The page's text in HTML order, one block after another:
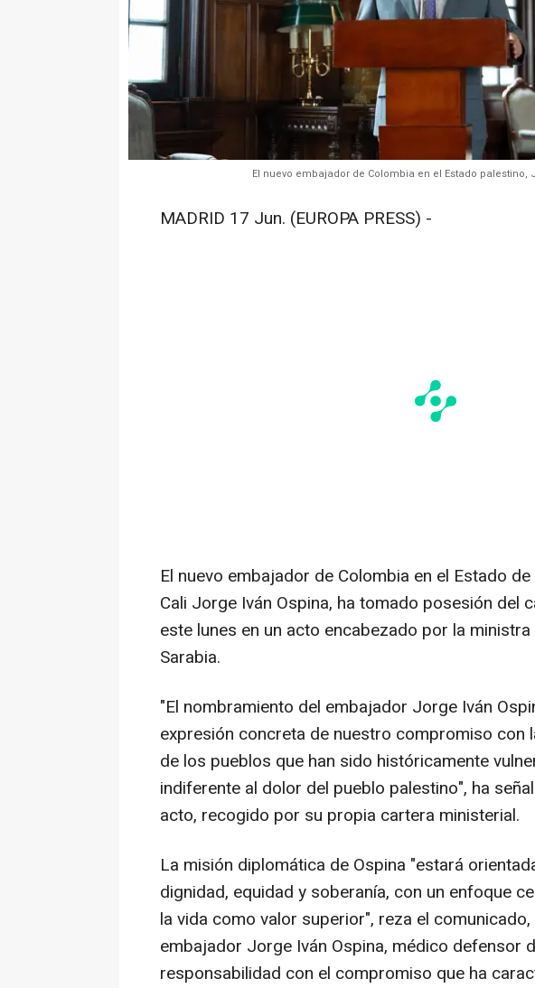
El nuevo embajador de Colombia en el Estado
MADRID 17 Jun. (EUROPA PRESS) -
El nuevo embajador de Colombia en el Estado
Cali Jorge Iván Ospina, ha tomado posesión del
este lunes en un acto encabezado por la
Sarabia.
"El nombramiento del embajador Jorge Iván
expresión concreta de nuestro compromiso con
de los pueblos que han sido históricamente
indiferente al dolor del pueblo palestino", ha
acto, recogido por su propia cartera ministerial.
La misión diplomática de Ospina "estará
dignidad, equidad y soberanía, con un enfoque
la vida como valor superior", reza el
embajador Jorge Iván Ospina, médico defensor
responsabilidad con el compromiso que ha